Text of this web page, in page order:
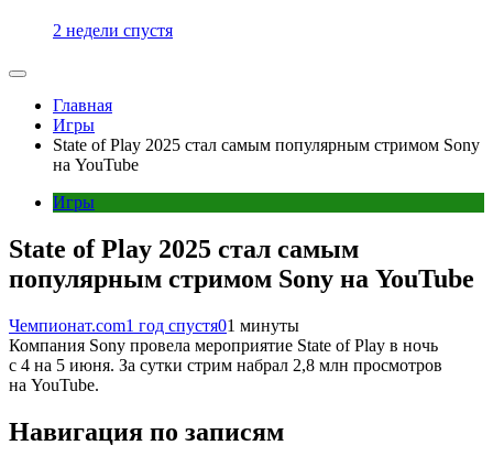
2 недели спустя
Главная
Игры
State of Play 2025 стал самым популярным стримом Sony
на YouTube
Игры
State of Play 2025 стал самым
популярным стримом Sony на YouTube
Чемпионат.com1 год спустя01 минуты
Компания Sony провела мероприятие State of Play в ночь
с 4 на 5 июня. За сутки стрим набрал 2,8 млн просмотров
на YouTube.
Навигация по записям